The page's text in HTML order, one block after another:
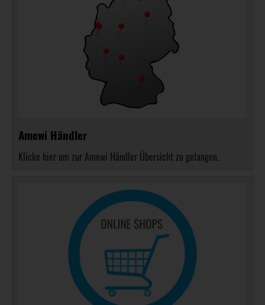
Amewi Händler
Klicke hier um zur Amewi Händler Übersicht zu gelangen.